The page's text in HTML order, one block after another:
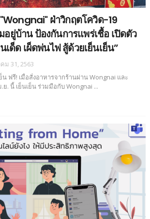
ฝ่าวิกฤตโควิด-19
ยู่บ้าน ป้องกันการแพร่เชื้อ เปิดตัว
เด็ด เผ็ดพ่นไฟ สู้ด้วยเย็นเย็น”
ม 31, 2563
น ฟรี! เมื่อสั่งอาหารจากร้านผ่าน Wongnai และ
.ย. นี้ เย็นเย็น ร่วมมือกับ Wongnai ...